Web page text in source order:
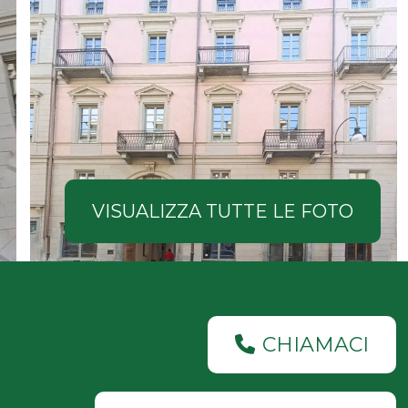
VISUALIZZA TUTTE LE FOTO
CHIAMACI